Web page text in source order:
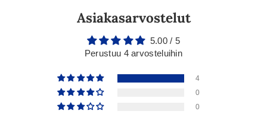
Asiakasarvostelut
5.00 / 5
Perustuu 4 arvosteluihin
4
0
0